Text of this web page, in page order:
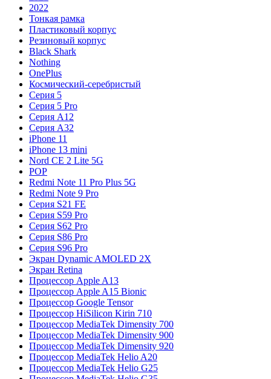
2022
Тонкая рамка
Пластиковый корпус
Резиновый корпус
Black Shark
Nothing
OnePlus
Космический-серебристый
Серия 5
Серия 5 Pro
Серия A12
Серия A32
iPhone 11
iPhone 13 mini
Nord CE 2 Lite 5G
POP
Redmi Note 11 Pro Plus 5G
Redmi Note 9 Pro
Серия S21 FE
Серия S59 Pro
Серия S62 Pro
Серия S86 Pro
Серия S96 Pro
Экран Dynamic AMOLED 2X
Экран Retina
Процессор Apple A13
Процессор Apple A15 Bionic
Процессор Google Tensor
Процессор HiSilicon Kirin 710
Процессор MediaTek Dimensity 700
Процессор MediaTek Dimensity 900
Процессор MediaTek Dimensity 920
Процессор MediaTek Helio A20
Процессор MediaTek Helio G25